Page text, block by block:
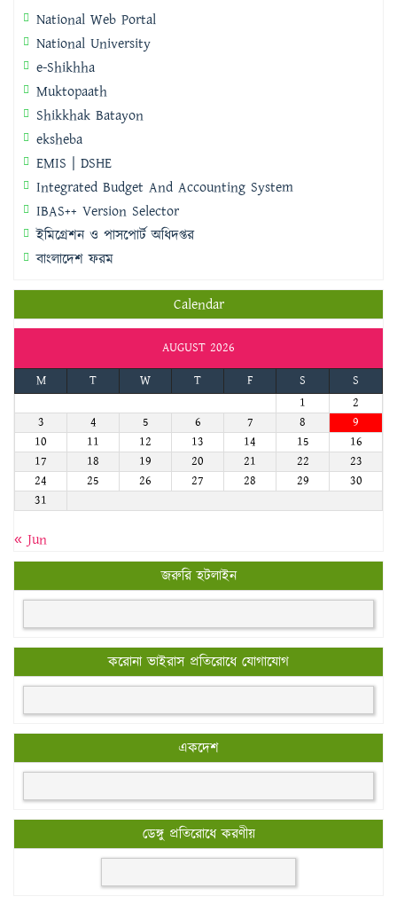
National Web Portal
National University
e-Shikhha
Muktopaath
Shikkhak Batayon
eksheba
EMIS | DSHE
Integrated Budget And Accounting System
IBAS++ Version Selector
ইমিগ্রেশন ও পাসপোর্ট অধিদপ্তর
বাংলাদেশ ফরম
Calendar
AUGUST 2026
M
T W T F S
S
1
2
3
4 5 6 7 8
9
10
11 12 13 14 15
16
17
18 19 20 21 22
23
24
25 26 27 28 29
30
31
« Jun
জরুরি হটলাইন
করোনা ভাইরাস প্রতিরোধে যোগাযোগ
একদেশ
ডেঙ্গু প্রতিরোধে করণীয়